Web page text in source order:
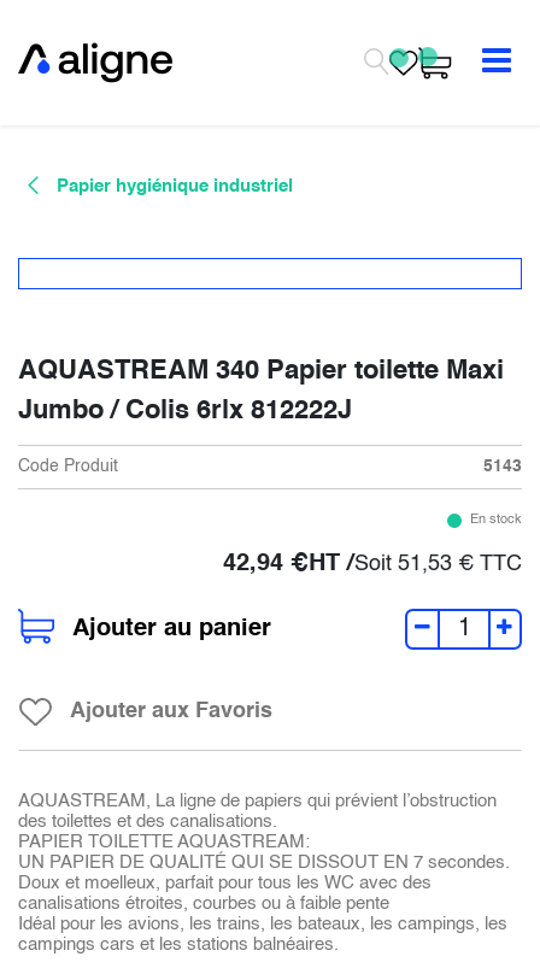
Papier hygiénique industriel
AQUASTREAM 340 Papier toilette Maxi
Jumbo / Colis 6rlx 812222J
Code Produit 5143
En stock
42,94 €HT /Soit 51,53 € TTC
Ajouter au panier
Ajouter aux Favoris
AQUASTREAM, La ligne de papiers qui prévient l’obstruction
des toilettes et des canalisations.
PAPIER TOILETTE AQUASTREAM:
UN PAPIER DE QUALITÉ QUI SE DISSOUT EN 7 secondes.
Doux et moelleux, parfait pour tous les WC avec des
canalisations étroites, courbes ou à faible pente
Idéal pour les avions, les trains, les bateaux, les campings, les
campings cars et les stations balnéaires.